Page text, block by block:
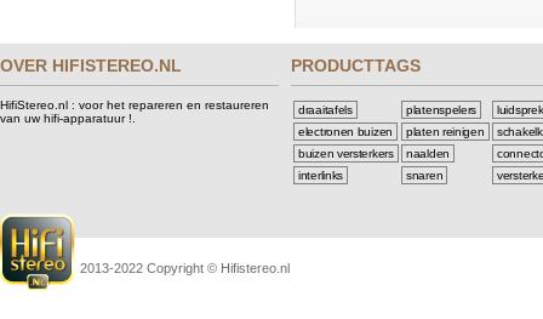
OVER HIFISTEREO.NL
HifiStereo.nl : voor het repareren en restaureren
van uw hifi-apparatuur !.
PRODUCTTAGS
draaitafels
electronen buizen
buizen versterkers
interlinks
platenspelers
platen reinigen
naalden
snaren
2013-2022 Copyright © Hifistereo.nl